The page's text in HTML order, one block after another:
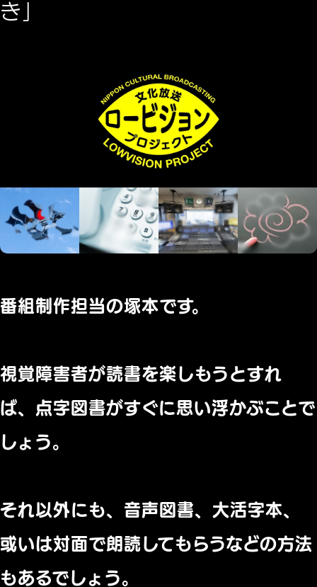
き」
番組制作担当の塚本です。
視覚障害者が読書を楽しもうとすれ
ば、 点字図書がすぐに思い浮かぶことで
しょう。
それ以外にも、音声図書、大活字本、
或いは対面で朗読してもらうなどの方法
もあるでしょう。